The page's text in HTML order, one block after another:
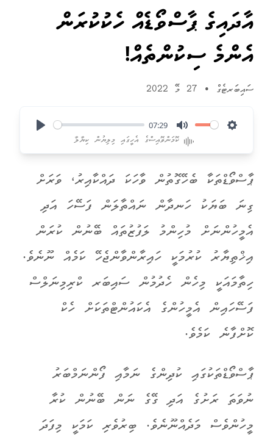
އާދައިގެ ޕާސްވޯޑެއް ހެކުކުރަން
އެންމެ ސިކުންތެއް!
ސައިބަރޓެގް •
07:29
Mute ކޮމަންވޮއިސްގެ އެހީގައި މިލިޔުން ކިޔާލާ
ޕާސްވޯޑްތަކާ ބެހޭގޮތުން ވާހަކަ ދައްކާއިރު، ވަރަށް
ގިނަ ބަޔަކު ހަނދާން ނައްތާލަން ފަސޭހަ އަދި
އެމީހުންނަށް މުހިންމު ލަފުޒުތައް ބޭނުން ކުރަން
އިޚްތިޔާރު ކުރުމަކީ ހައިރާންވާންޖެހޭ ކަމެއް ނޫނެވެ.
ހިތާމައަކީ މިހެން ހެދުމުން ސައިބަރ ކްރިމިނަލްސް
ފަސޭހައިން އެމީހުންގެ އެކައުންޓްތަކަށް ހެކް
ކޮށްފާނެ ކަމެވެ.
ޕާސްވޯޑްތަކުގައި ކުދިންގެ ނަމާއި ފޯންނަމްބަރު
ނުވަތަ ރަށުގެ އަދި ގޭގެ ނަން ބޭނުން ކުރާ
މީހުންވެސް މަދެއްނޫނެވެ. ބިރުވެރި ކަމަކީ މިފަދަ